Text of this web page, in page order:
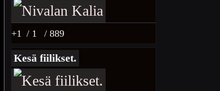
+1 / 1 / 889
Kesä fiilikset.